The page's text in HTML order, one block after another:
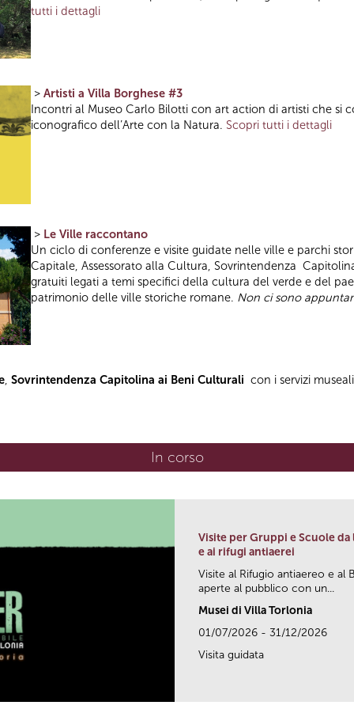
tutti i dettagli
> Artisti a Villa Borghese #3
Incontri al Museo Carlo Bilotti con art action di artisti che si
iconografico dell’Arte con la Natura. Scopri tutti i dettagli
> Le Ville raccontano
Un ciclo di conferenze e visite guidate nelle ville e parchi
Capitale, Assessorato alla Cultura, Sovrintendenza
gratuiti legati a temi specifici della cultura del verde e del
patrimonio delle ville storiche romane. Non ci sono
, Sovrintendenza Capitolina ai Beni Culturali con i servizi
In corso(scheda attiva)
Visite per Gruppi e Scuole
e ai rifugi antiaerei
Visite al Rifugio antiaereo e al
aperte al pubblico con un...
Musei di Villa Torlonia
01/07/2026 - 31/12/2026
Visita guidata